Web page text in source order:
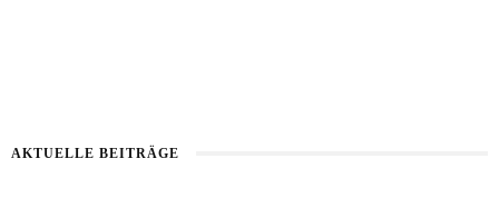
AKTUELLE BEITRÄGE